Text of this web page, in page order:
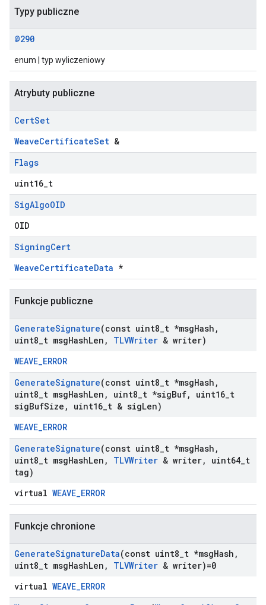
Typy publiczne
@290
enum | typ wyliczeniowy
Atrybuty publiczne
CertSet
WeaveCertificateSet &
Flags
uint16_t
SigAlgoOID
OID
SigningCert
WeaveCertificateData *
Funkcje publiczne
GenerateSignature(const uint8 t *msgHash ,
uint8 t msgHashLen , TLVWriter & writer)
WEAVE_ERROR
GenerateSignature(const uint8 t *msgHash ,
uint8 t msgHashLen , uint8 t *sigBuf, uint16 t
sigBufSize , uint16 t & sigLen)
WEAVE_ERROR
GenerateSignature(const uint8 t *msgHash ,
uint8 t msgHashLen , TLVWriter & writer, uint64 t
tag)
virtual WEAVE_ERROR
Funkcje chronione
GenerateSignatureData(const uint8 t *msgHash ,
uint8 t msgHashLen , TLVWriter & writer)=0
virtual WEAVE_ERROR